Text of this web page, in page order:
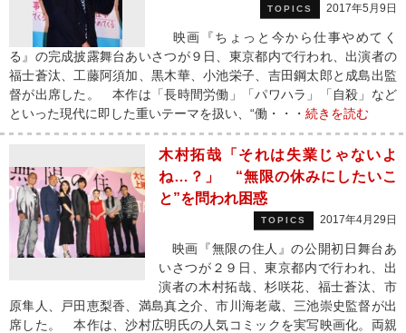
TOPICS 2017年5月9日
映画『ちょっと今から仕事やめてく
る』の完成披露舞台あいさつが９日、東京都内で行われ、出演者の
福士蒼汰、工藤阿須加、黒木華、小池栄子、吉田鋼太郎と成島出監
督が出席した。 本作は「長時間労働」「パワハラ」「自殺」など
といった現代に即した重いテーマを扱い、“働・・・ 続きを読む
木村拓哉「それは失業じゃないよ
ね…？」 “無限の休みにしたいこ
と”を問われ困惑
TOPICS 2017年4月29日
映画『無限の住人』の公開初日舞台あ
いさつが２９日、東京都内で行われ、出
演者の木村拓哉、杉咲花、福士蒼汰、市
原隼人、戸田恵梨香、満島真之介、市川海老蔵、三池崇史監督が出
席した。 本作は、沙村広明氏の人気コミックを実写映画化。両親